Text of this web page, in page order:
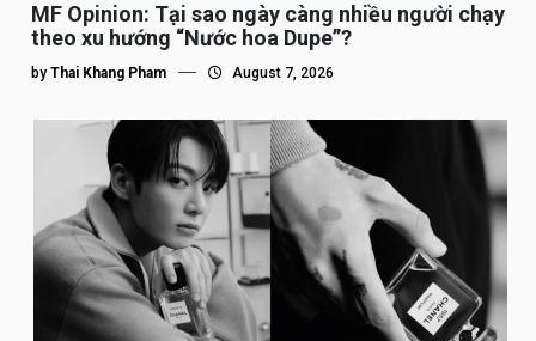
MF Opinion: Tại sao ngày càng nhiều người chạy
theo xu hướng “Nước hoa Dupe”?
by Thai Khang Pham August 7, 2026